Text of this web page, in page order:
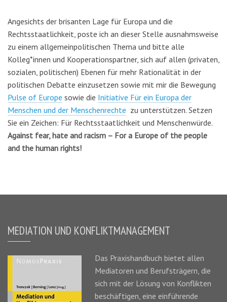
Angesichts der brisanten Lage für Europa und die
Rechtsstaatlichkeit, poste ich an dieser Stelle ausnahmsweise
zu einem allgemeinpolitischen Thema und bitte alle
Kolleg*innen und Kooperationspartner, sich auf allen (privaten,
sozialen, politischen) Ebenen für mehr Rationalität in der
politischen Debatte einzusetzen sowie mit mir die Bewegung
Pulse of Europe sowie die Initiative Für ein Europa der
Menschen und der Menschenrechte zu unterstützen. Setzen
Sie ein Zeichen: Für Rechtsstaatlichkeit und Menschenwürde.
Against fear, hate and racism – For a Europe of the people
and the human rights!
MEDIATION UND KONFLIKTMANAGEMENT
Das Praxishandbuch bietet allen
Mediatoren und Berufsträgern, die
sich mit der Lösung von Konflikten
beschäftigen, eine einführende